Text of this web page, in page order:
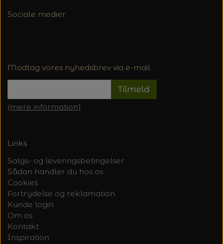
Sociale medier
Modtag vores nyhedsbrev via e-mail
Tilmeld
(mere information)
Links
Salgs- og leveringsbetingelser
Sådan handler du hos os
Cookies
Fortrydelse og reklamation
Kunde login
Om os
Kontakt
Inspiration